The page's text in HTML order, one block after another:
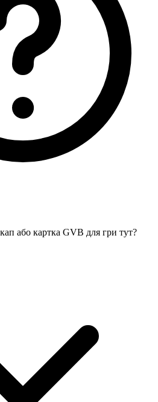
або картка GVB для гри тут?